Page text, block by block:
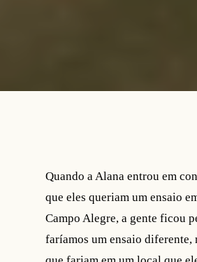
Quando a Alana entrou em
que eles queriam um ensaio
Campo Alegre, a gente ficou
faríamos um ensaio diferente,